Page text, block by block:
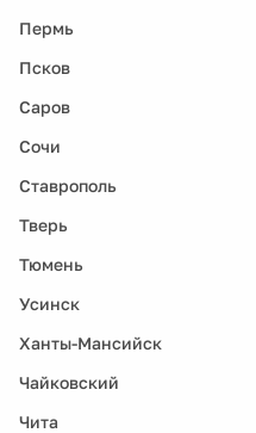
Пермь
Псков
Саров
Сочи
Ставрополь
Тверь
Тюмень
Усинск
Ханты-Мансийск
Чайковский
Чита